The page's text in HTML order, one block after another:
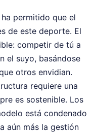
permitido que el
de este deporte. El
competir de tú a
el suyo, basándose
otros envidian.
requiere una
es sostenible. Los
está condenado
aún más la gestión